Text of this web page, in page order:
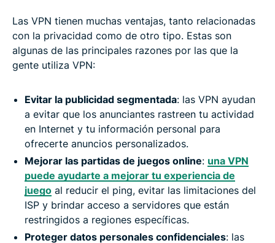
Las VPN tienen muchas ventajas, tanto relacionadas
con la privacidad como de otro tipo. Estas son
algunas de las principales razones por las que la
gente utiliza VPN:
Evitar la publicidad segmentada: las VPN ayudan
a evitar que los anunciantes rastreen tu actividad
en Internet y tu información personal para
ofrecerte anuncios personalizados.
Mejorar las partidas de juegos online: una VPN
puede ayudarte a mejorar tu experiencia de
juego al reducir el ping, evitar las limitaciones del
ISP y brindar acceso a servidores que están
restringidos a regiones específicas.
Proteger datos personales confidenciales: las